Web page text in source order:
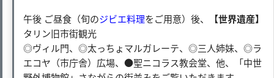
午後 ご昼食（旬のジビエ料理をご用意）後、
【世界遺産】
タリン旧市街観光
◎ヴィル門、◎太っちょマルガレーテ、◎三人姉妹、◎ラ
エコヤ（市庁舎）広場、●聖ニコラス教会堂、他、「中世